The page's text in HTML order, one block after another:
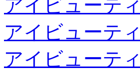
アイビューテ
アイビューテ
アイビューテ